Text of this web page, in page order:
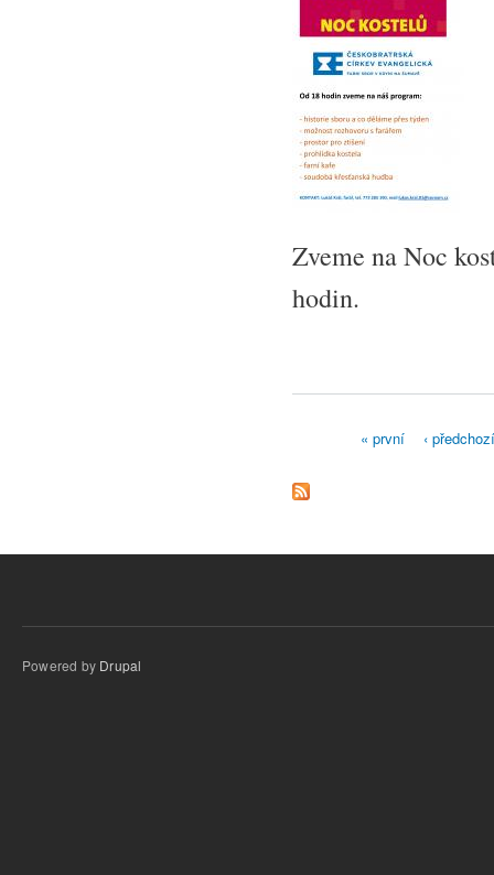
Zveme na Noc
hodin.
« první ‹
Powered by Drupal